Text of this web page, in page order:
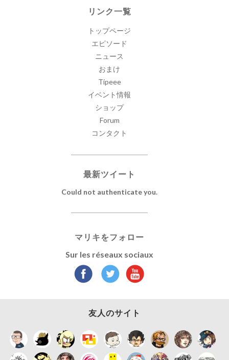
リンク一覧
トップページ
エピソード
ニュース
おまけ
Tipeee
イベント情報
ショップ
Forum
コンタクト
最新ツイート
Could not authenticate you.
マリキをフォロー
Sur les réseaux sociaux
友人のサイト